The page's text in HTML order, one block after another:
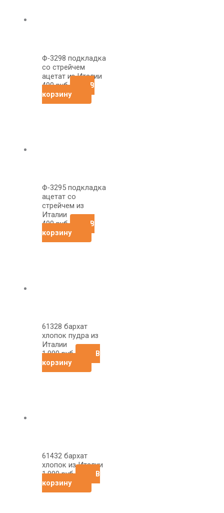
Ф-3298 подкладка
со стрейчем
ацетат из Италии
490руб
В
корзину
Ф-3295 подкладка
ацетат со
стрейчем из
Италии
490руб
В
корзину
61328 бархат
хлопок пудра из
Италии
1,990руб
В
корзину
61432 бархат
хлопок из Италии
1,990руб
В
корзину